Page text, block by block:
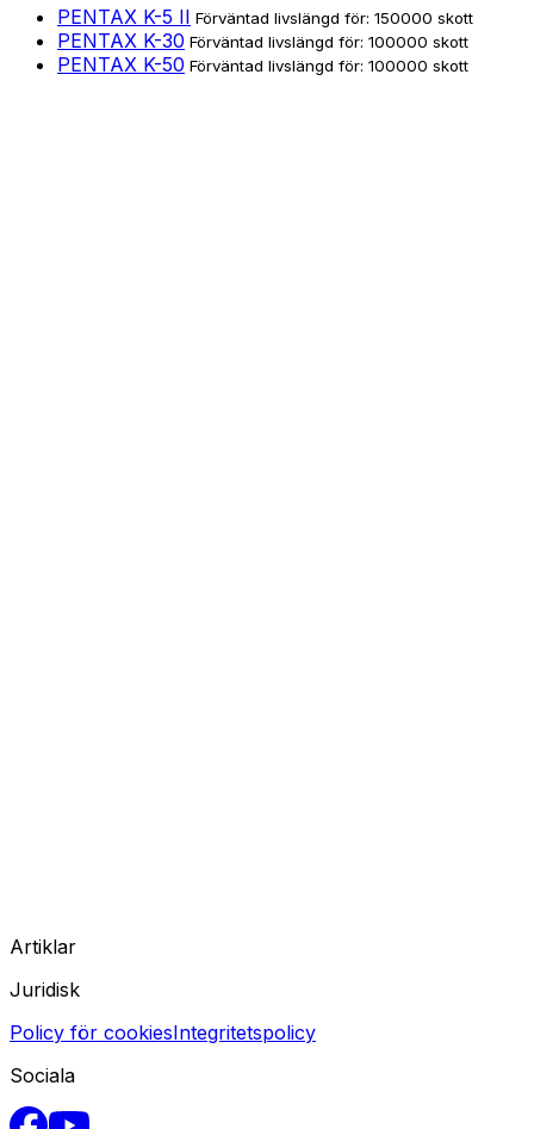
PENTAX K-5 II Förväntad livslängd för: 150000 skott
PENTAX K-30 Förväntad livslängd för: 100000 skott
PENTAX K-50 Förväntad livslängd för: 100000 skott
Artiklar
Juridisk
Policy för cookiesIntegritetspolicy
Sociala